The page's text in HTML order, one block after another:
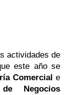
actividades de
este año se
Comercial e
Negocios